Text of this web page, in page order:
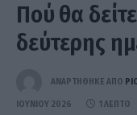
Πού θα
δεύτερης
ΑΝΑΡΤΗΘΗΚΕ ΑΠΟ
ΙΟΥΝΊΟΥ 2026 1 ΛΕΠΤΌ